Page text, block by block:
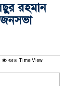
রহমান
জনসভা
৩৫৪ Time View